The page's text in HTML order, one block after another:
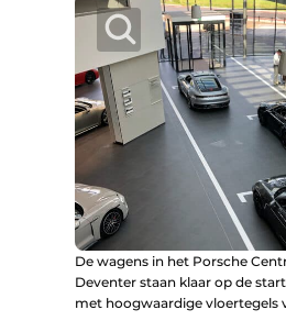
De wagens in het Porsche
Deventer staan klaar op de
met hoogwaardige vloertegels